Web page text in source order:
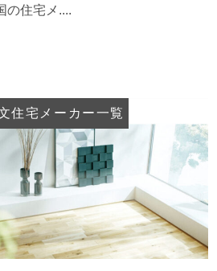
の住宅メ....
住宅メーカー一覧